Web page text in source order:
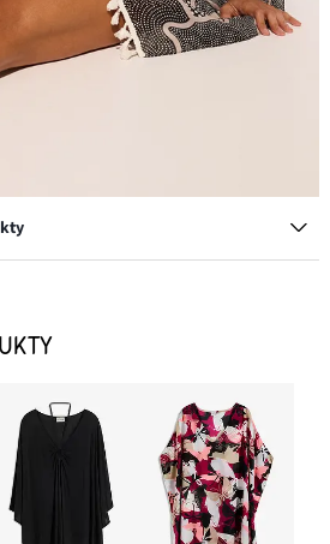
náušnice v slamenom vzhľade
DO KOŠÍKA